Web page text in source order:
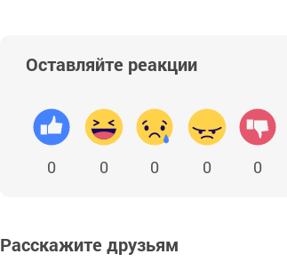
Оставляйте реакции
0 0 0 0 0
Расскажите друзьям